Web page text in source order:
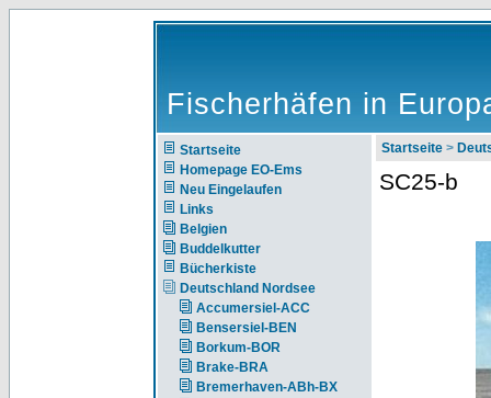
Fischerhäfen in
Startseite
Homepage EO-Ems
Neu Eingelaufen
Links
Belgien
Buddelkutter
Bücherkiste
Deutschland Nordsee
Accumersiel-ACC
Bensersiel-BEN
Borkum-BOR
Brake-BRA
Bremerhaven-ABh-BX
Startseite >
SC25-b